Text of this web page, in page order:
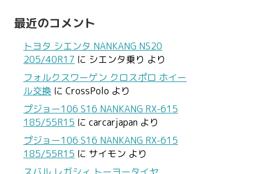
最近のコメント
トヨタ シエンタ NANKANG NS20
205/40R17 に シエンタ乗り より
フォルクスワーゲン クロスポロ ホイー
ル交換 に CrossPolo より
プジョー106 S16 NANKANG RX-615
185/55R15 に carcarjapan より
プジョー106 S16 NANKANG RX-615
185/55R15 に サイモン より